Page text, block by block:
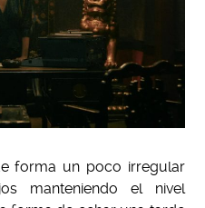
forma un poco irregular
manteniendo el nivel